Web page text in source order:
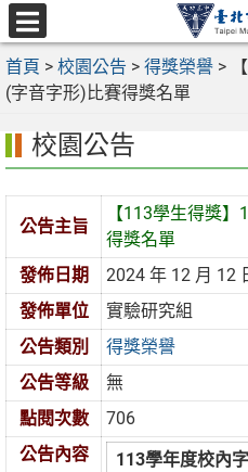
跳
至
主
要
區
選
單
首頁 > 校園公告 > 得獎榮譽 >
(字音字形)比賽得獎名單
校園公告
公告主旨
【113學生得獎
得獎名單
發佈日期
2024 年 12 月 12
發佈單位
實驗研究組
公告類別
得獎榮譽
公告等級
無
點閱次數
706
公告內容
113學年度校內